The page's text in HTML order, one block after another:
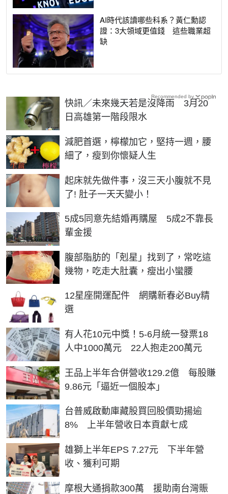
AI時代該讀哪些科系？黃仁勳認
證：3大領域更值錢 這些職業超
缺
快訊／未來幾天若是沒降雨 3月20
日高雄第一階段限水
減肥首選，檸檬加它，堅持一週，腰
細了，瘦到你懷疑人生
PR
起床就先做件事，沒三天小腹就不見
了! 肚子一天天變小！
PR
5成5同意先結婚再購屋 5成2不靠長
輩金援
腹部脂肪的「剋星」找到了，常吃這
幾物，吃走大肚囊，瘦出小蠻腰
PR
12星座開運配件 網購新春必Buy精
選
有人花10元中獎！5-6月統一發票18
人中1000萬元 22人抱走200萬元
王品上半年合併營收129.2億 每股賺
9.86元「逼近一個股本」
台普威啟動庫藏股買回股價勁揚逾
8% 上半年營收日本貢獻七成
雄獅上半年EPS 7.27元 下半年營
收、獲利可期
摩根大通捐款300萬 援助南台灣賑
Recommended by